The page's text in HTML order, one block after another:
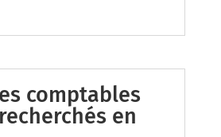
comptables
en